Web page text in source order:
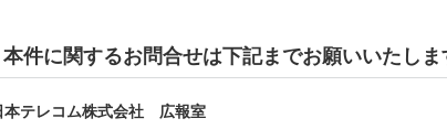
本件に関するお問合せは下記までお願いいたしま
本テレコム株式会社 広報室